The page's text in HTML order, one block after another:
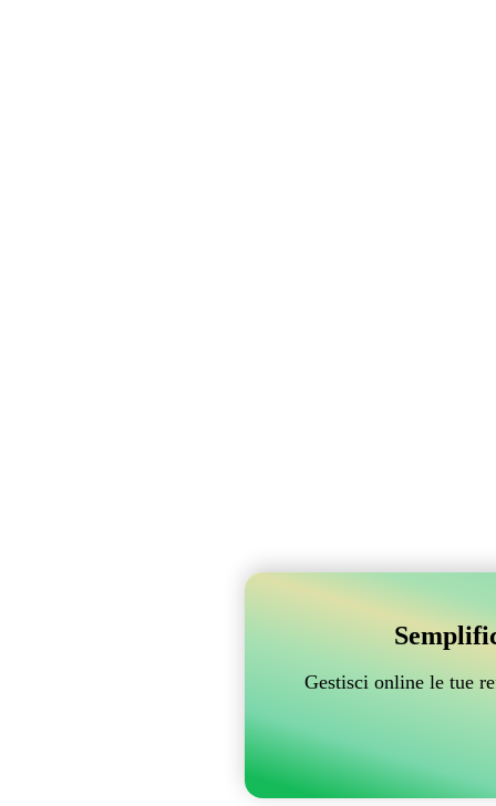
Gestisci online le tue